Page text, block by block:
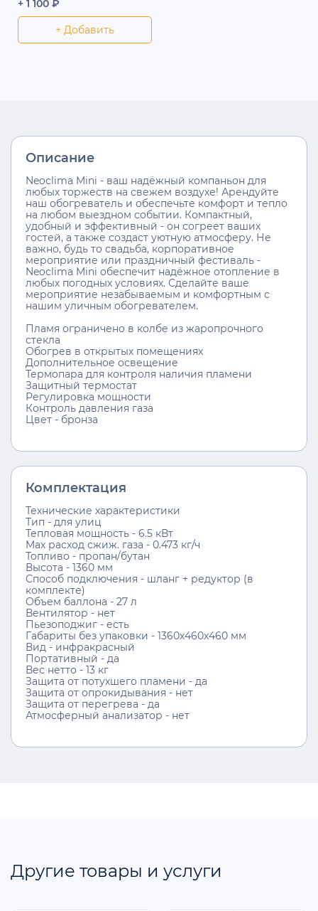
+ 1 100 ₽
+ Добавить
Описание
Neoclima Mini - ваш надёжный компаньон для
любых торжеств на свежем воздухе! Арендуйте
наш обогреватель и обеспечьте комфорт и тепло
на любом выездном событии. Компактный,
удобный и эффективный - он согреет ваших
гостей, а также создаст уютную атмосферу. Не
важно, будь то свадьба, корпоративное
мероприятие или праздничный фестиваль -
Neoclima Mini обеспечит надёжное отопление в
любых погодных условиях. Сделайте ваше
мероприятие незабываемым и комфортным с
нашим уличным обогревателем.
Пламя ограничено в колбе из жаропрочного
стекла
Обогрев в открытых помещениях
Дополнительное освещение
Термопара для контроля наличия пламени
Защитный термостат
Регулировка мощности
Контроль давления газа
Цвет - бронза
Комплектация
Технические характеристики
Тип - для улиц
Тепловая мощность - 6.5 кВт
Max расход сжиж. газа - 0.473 кг/ч
Топливо - пропан/бутан
Высота - 1360 мм
Способ подключения - шланг + редуктор (в
комплекте)
Объем баллона - 27 л
Вентилятор - нет
Пьезоподжиг - есть
Габариты без упаковки - 1360х460х460 мм
Вид - инфракрасный
Портативный - да
Вес нетто - 13 кг
Защита от потухшего пламени - да
Защита от опрокидывания - нет
Защита от перегрева - да
Атмосферный анализатор - нет
Другие товары и услуги